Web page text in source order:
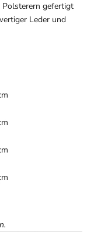
Polsterern gefertigt
Leder und